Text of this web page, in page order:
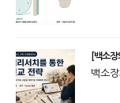
[백소장
백소